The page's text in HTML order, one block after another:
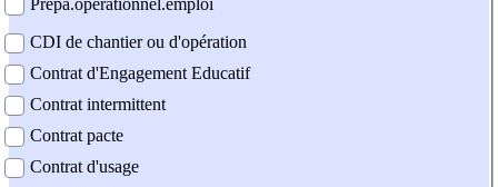
Prépa.opérationnel.emploi
CDI de chantier ou d'opération
Contrat d'Engagement Educatif
Contrat intermittent
Contrat pacte
Contrat d'usage